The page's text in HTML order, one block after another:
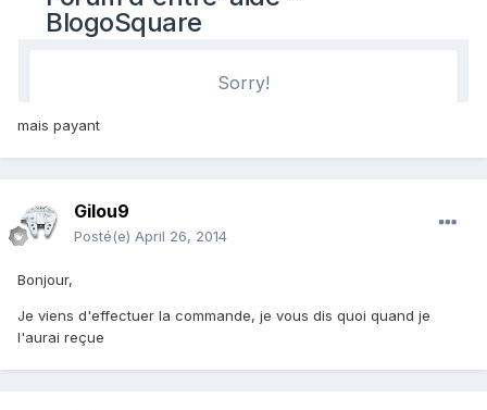
mais payant
Gilou9
Posté(e) April 26, 2014
Bonjour,
Je viens d'effectuer la commande, je vous dis quoi quand je
l'aurai reçue